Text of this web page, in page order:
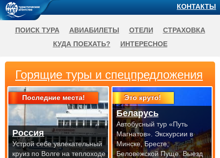
Горящие туры и спецпредложения
Последние места!
Россия
Устрой себе увлекательный
круиз по Волге на теплоходе
Это круто!
Беларусь
Автобусный тур «Путь
Магнатов». Экскурсии в
Минске, Бресте,
Беловежской Пуще.Выезд
КОНТАКТЫ
ПОИСК ТУРА АВИАБИЛЕТЫ ОТЕЛИ
СТРАХОВКА
КУДА ПОЕХАТЬ?
ИНТЕРЕСНОЕ